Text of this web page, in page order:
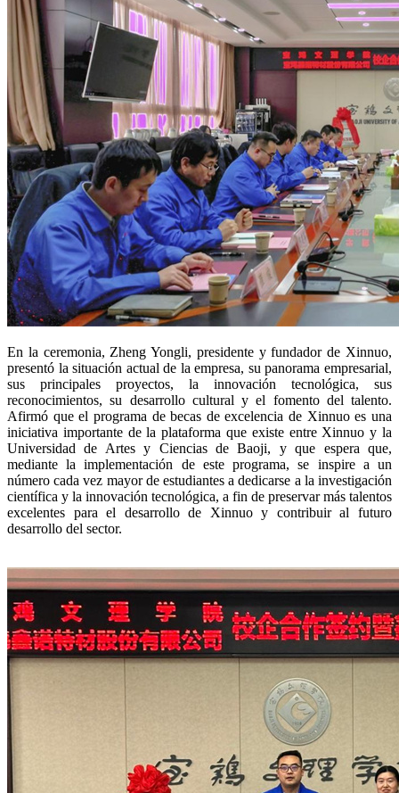
En la ceremonia, Zheng Yongli, presidente y fundador de Xinnuo,
presentó la situación actual de la empresa, su panorama empresarial,
sus principales proyectos, la innovación tecnológica, sus
reconocimientos, su desarrollo cultural y el fomento del talento.
Afirmó que el programa de becas de excelencia de Xinnuo es una
iniciativa importante de la plataforma que existe entre Xinnuo y la
Universidad de Artes y Ciencias de Baoji, y que espera que,
mediante la implementación de este programa, se inspire a un
número cada vez mayor de estudiantes a dedicarse a la investigación
científica y la innovación tecnológica, a fin de preservar más talentos
excelentes para el desarrollo de Xinnuo y contribuir al futuro
desarrollo del sector.